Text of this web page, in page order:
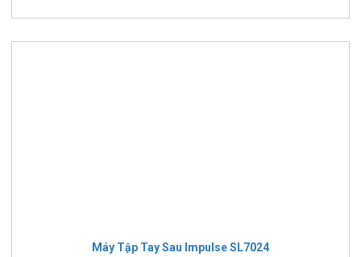
Máy Tập Tay Sau Impulse SL7024